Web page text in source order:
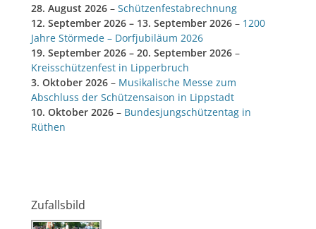
28. August 2026 – Schützenfestabrechnung
12. September 2026 – 13. September 2026 – 1200
Jahre Störmede – Dorfjubiläum 2026
19. September 2026 – 20. September 2026 –
Kreisschützenfest in Lipperbruch
3. Oktober 2026 – Musikalische Messe zum
Abschluss der Schützensaison in Lippstadt
10. Oktober 2026 – Bundesjungschützentag in
Rüthen
Zufallsbild